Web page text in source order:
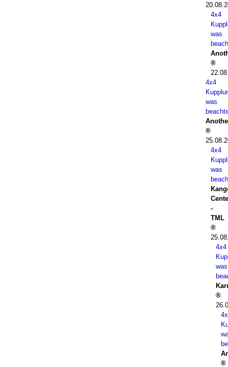
4x4
was
4x4
was
4x4
was
-
TML
4x4
was